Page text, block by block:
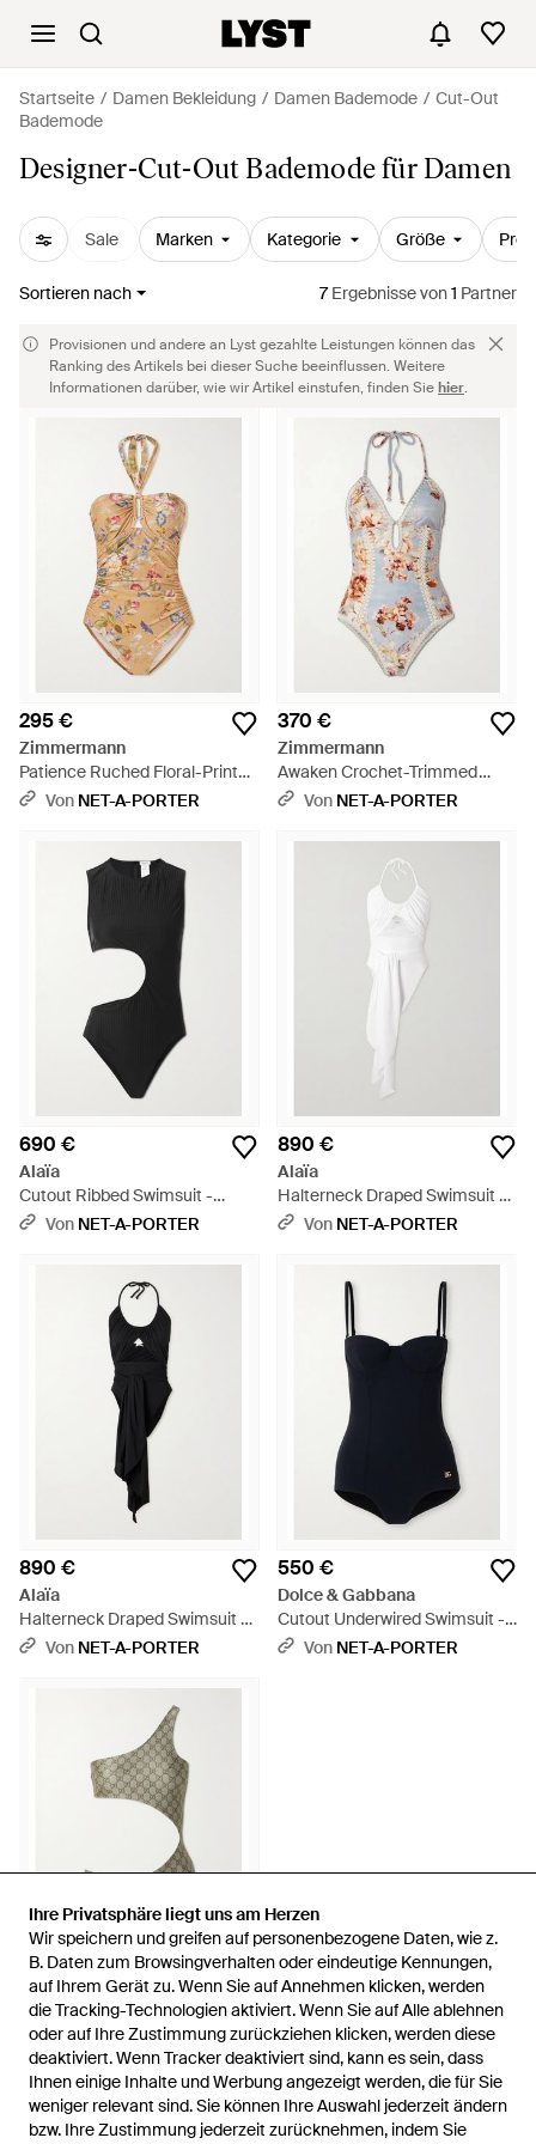
Ihre Privatsphäre liegt uns am Herzen
Wir speichern und greifen auf personenbezogene Daten, wie z.
B. Daten zum Browsingverhalten oder eindeutige Kennungen,
auf Ihrem Gerät zu. Wenn Sie auf Annehmen klicken, werden
die Tracking-Technologien aktiviert. Wenn Sie auf Alle ablehnen
oder auf Ihre Zustimmung zurückziehen klicken, werden diese
deaktiviert. Wenn Tracker deaktiviert sind, kann es sein, dass
Ihnen einige Inhalte und Werbung angezeigt werden, die für Sie
weniger relevant sind. Sie können Ihre Auswahl jederzeit ändern
bzw. Ihre Zustimmung jederzeit zurücknehmen, indem Sie
Ihre Privatsphäre liegt uns am Herzen
Wir speichern und greifen auf personenbezogene Daten, wie z.
B. Daten zum Browsingverhalten oder eindeutige Kennungen,
auf Ihrem Gerät zu. Wenn Sie auf Annehmen klicken, werden
die Tracking-Technologien aktiviert. Wenn Sie auf Alle ablehnen
oder auf Ihre Zustimmung zurückziehen klicken, werden diese
deaktiviert. Wenn Tracker deaktiviert sind, kann es sein, dass
Ihnen einige Inhalte und Werbung angezeigt werden, die für Sie
weniger relevant sind. Sie können Ihre Auswahl jederzeit ändern
bzw. Ihre Zustimmung jederzeit zurücknehmen, indem Sie
Startseite Damen Bekleidung Damen Bademode
Cut-Out
Bademode
Designer-Cut-Out Bademode für Damen
Sale Marken Kategorie Größe Preis
Sortieren nach 7Ergebnissevon1 Partner
Provisionen und andere an Lyst gezahlte Leistungen können das
Ranking des Artikels bei dieser Suche beeinflussen. Weitere
Informationen darüber, wie wir Artikel einstufen, finden Siehier.
295 €
Zimmermann
Patience Ruched Floral-Print
Halterneck Swimsuit - Weiß
Von NET-A-PORTER
370 €
Zimmermann
Awaken Crochet-Trimmed
Floral-Print Halterneck
Von NET-A-PORTER
690 €
Alaïa
Cutout Ribbed Swimsuit -
Schwarz
Von NET-A-PORTER
890 €
Alaïa
Halterneck Draped Swimsuit -
WeißVon NET-A-PORTER
890 €
Alaïa
Halterneck Draped Swimsuit -
Schwarz
Von NET-A-PORTER
550 €
Dolce & Gabbana
Cutout Underwired Swimsuit -
BlauVon NET-A-PORTER
570 €
Gucci
Asymmetrischer Badeanzug
Mit Cut-Outs - Grau
VonNET-A-PORTER